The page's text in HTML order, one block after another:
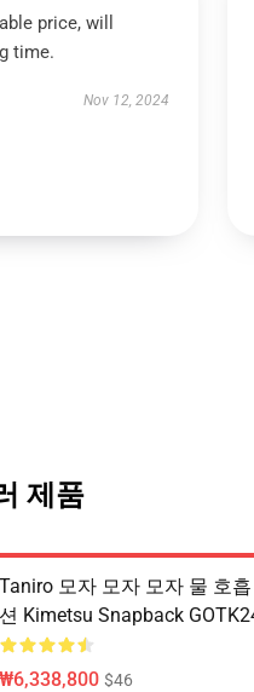
price, will
time.
Nov 12, 2024
제품
Taniro 모자 모자 모자 물 호
션 Kimetsu Snapback
₩6,338,800 $46